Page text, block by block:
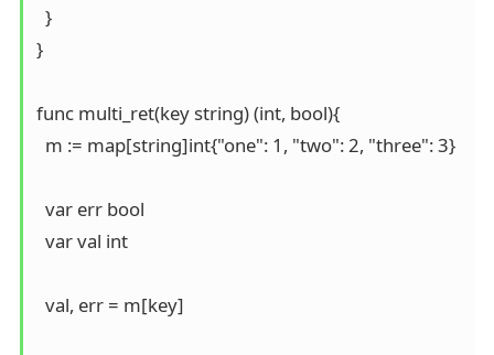
  }
}
func multi_ret(key string) (int, bool){
  m := map[string]int{"one": 1, "two": 2, "three": 3}
  var err bool
  var val int
  val, err = m[key]